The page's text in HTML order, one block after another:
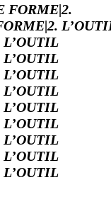
FORME|2.